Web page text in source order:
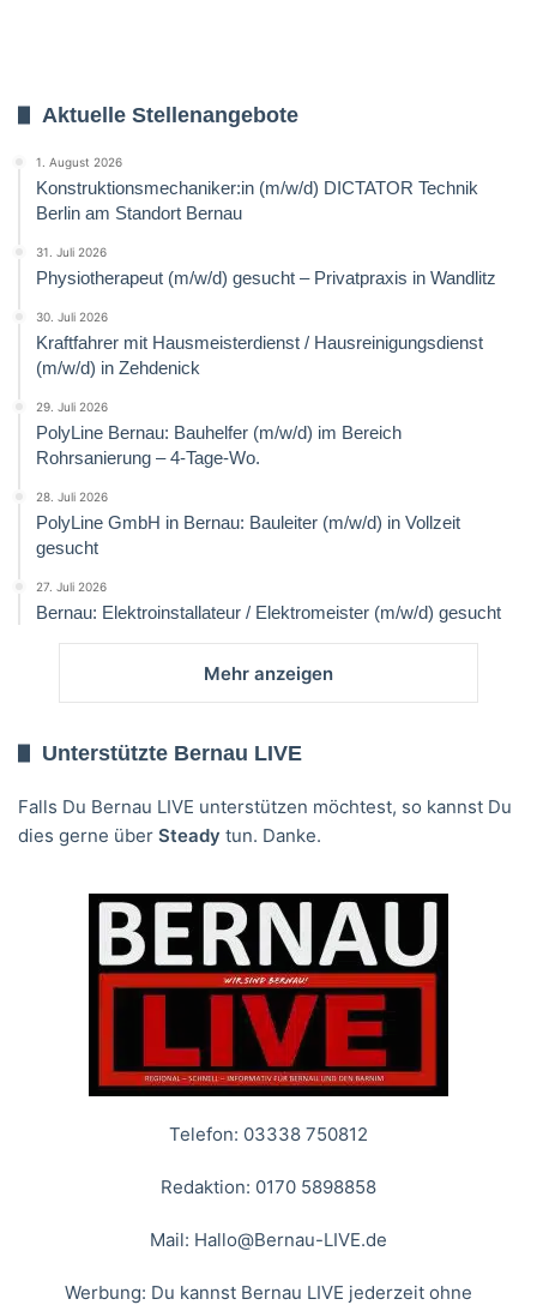
Aktuelle Stellenangebote
1. August 2026
Konstruktionsmechaniker:in (m/w/d) DICTATOR Technik
Berlin am Standort Bernau
31. Juli 2026
Physiotherapeut (m/w/d) gesucht – Privatpraxis in Wandlitz
30. Juli 2026
Kraftfahrer mit Hausmeisterdienst / Hausreinigungsdienst
(m/w/d) in Zehdenick
29. Juli 2026
PolyLine Bernau: Bauhelfer (m/w/d) im Bereich
Rohrsanierung – 4-Tage-Wo.
28. Juli 2026
PolyLine GmbH in Bernau: Bauleiter (m/w/d) in Vollzeit
gesucht
27. Juli 2026
Bernau: Elektroinstallateur / Elektromeister (m/w/d) gesucht
Mehr anzeigen
Unterstützte Bernau LIVE
Falls Du Bernau LIVE unterstützen möchtest, so kannst Du
dies gerne über Steady tun. Danke.
Telefon: 03338 750812
Redaktion: 0170 5898858
Mail: Hallo@Bernau-LIVE.de
Werbung: Du kannst Bernau LIVE jederzeit ohne